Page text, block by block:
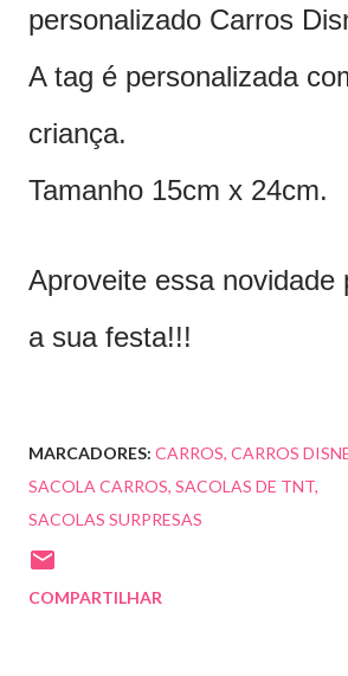
personalizado Carros
A tag é personalizada
criança.
Tamanho 15cm x 24cm.
Aproveite essa novidade
a sua festa!!!
MARCADORES: CARROS CARROS
SACOLA CARROS SACOLAS DE TNT
SACOLAS SURPRESAS
COMPARTILHAR